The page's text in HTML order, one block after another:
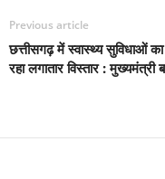
Previous article
छत्तीसगढ़ में स्वास्थ्य सुविधाओं का
रहा लगातार विस्तार : मुख्यमंत्री